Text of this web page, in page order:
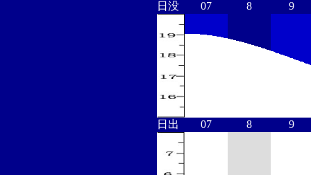
日没 07 8 9
日出 07 8 9